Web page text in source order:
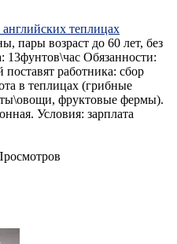
теплицах
пары возраст до 60 лет, без
13фунтов\час Обязанности:
поставят работника: сбор
в теплицах (грибные
фруктовые фермы).
Условия: зарплата